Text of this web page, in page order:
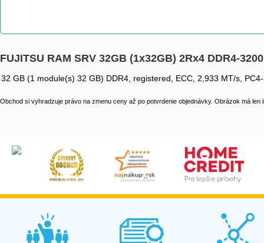
FUJITSU RAM SRV 32GB (1x32GB) 2Rx4 DDR4-
32 GB (1 module(s) 32 GB) DDR4, registered, ECC, 2,933 MT/s,
Obchod si vyhradzuje právo na zmenu ceny až po potvrdenie objednávky. Obrázok má len